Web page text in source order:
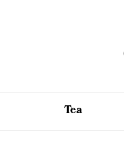
Tea